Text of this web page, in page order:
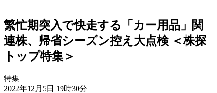
繁忙期突入で快走する「カー用品」関
連株、帰省シーズン控え大点検 ＜株探
トップ特集＞
特集
2022年12月5日 19時30分